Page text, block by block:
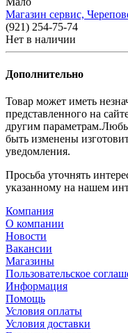
Магазин сервис,
(921) 254-75-74
Нет в наличии
Дополнительно
Товар может иметь
представленного на
другим
быть изменены
уведомления.
Просьба уточнять
указанному на нашем
Компания
О компании
Новости
Вакансии
Магазины
Пользовательское
Информация
Помощь
Условия оплаты
Условия доставки